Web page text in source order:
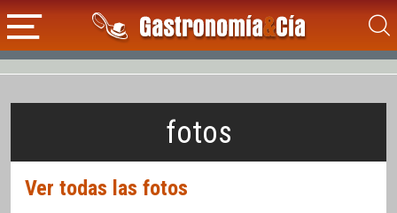
fotos
Ver todas las fotos